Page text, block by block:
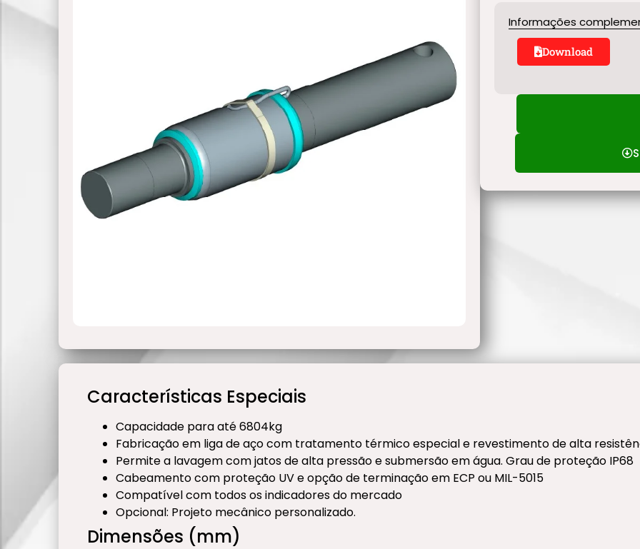
Informações
Download
Características Especiais
Capacidade para até 6804kg
Fabricação em liga de aço com tratamento térmico especial e revestimento de alta
Permite a lavagem com jatos de alta pressão e submersão em água. Grau de proteção IP68
Cabeamento com proteção UV e opção de terminação em ECP ou MIL-5015
Compatível com todos os indicadores do mercado
Opcional: Projeto mecânico personalizado.
Dimensões (mm)